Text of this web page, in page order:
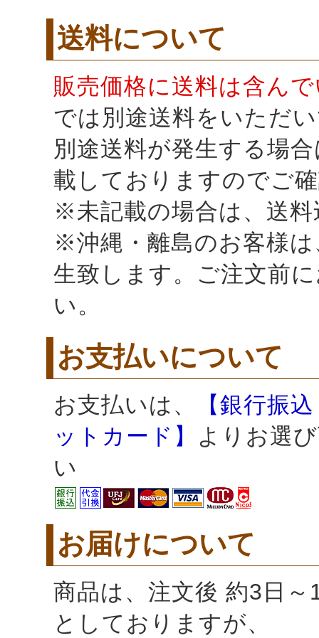
送料について
販売価格に送料は含ん
では別途送料をいただ
別途送料が発生する場
載しておりますのでご
※未記載の場合は、送
※沖縄・離島のお客様
生致します。ご注文前
い。
お支払いについて
お支払いは、
【銀行振
ットカード】
よりお選
い
お届けについて
商品は、注文後 約3日
としておりますが、